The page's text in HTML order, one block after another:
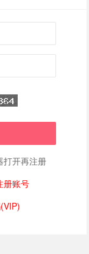
打开再注册
册账号